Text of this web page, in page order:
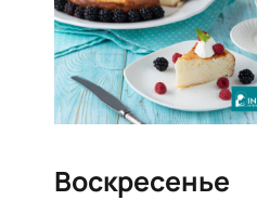
Воскресенье